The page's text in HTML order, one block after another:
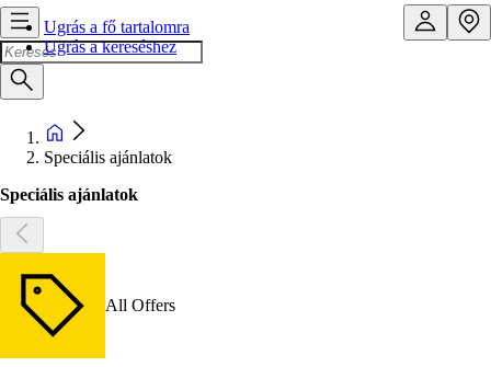
Ugrás a fő tartalomra
Ugrás a kereséshez
Speciális ajánlatok
Speciális ajánlatok
All Offers